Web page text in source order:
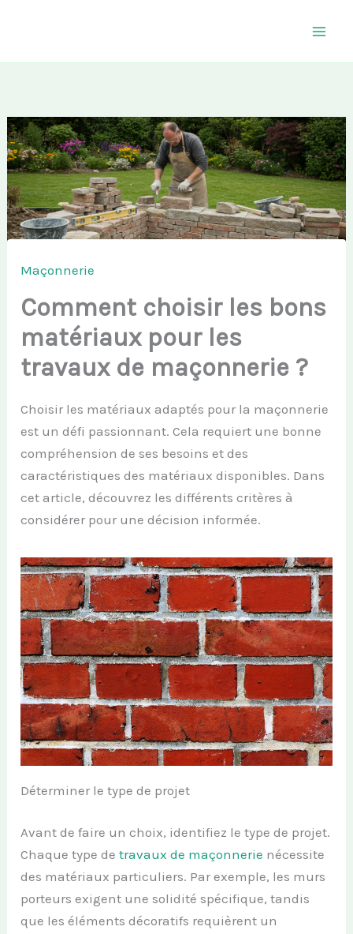
Maçonnerie
Comment choisir les bons
matériaux pour les
travaux de maçonnerie ?
Choisir les matériaux adaptés pour la maçonnerie
est un défi passionnant. Cela requiert une bonne
compréhension de ses besoins et des
caractéristiques des matériaux disponibles. Dans
cet article, découvrez les différents critères à
considérer pour une décision informée.
Déterminer le type de projet
Avant de faire un choix, identifiez le type de projet.
Chaque type detravaux de maçonnerie nécessite
des matériaux particuliers. Par exemple, les murs
porteurs exigent une solidité spécifique, tandis
que les éléments décoratifs requièrent un